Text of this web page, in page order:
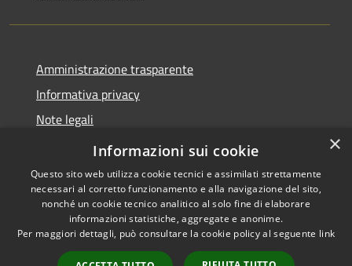
Amministrazione trasparente
Informativa privacy
Note legali
Dichiarazione di accessibilità
Accessibilità
Copyright © 2026 • Comune di
Castel Baronia • Powered by
Municipium• Accesso
×
Informazioni sui cookie
Questo sito web utilizza cookie tecnici e assimilati strettamente
necessari al corretto funzionamento e alla navigazione del sito,
nonché un cookie tecnico analitico al solo fine di elaborare
informazioni statistiche, aggregate e anonime.
Per maggiori dettagli, può consultare la cookie policy al seguente link